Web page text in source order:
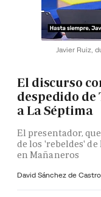
Javier Ruiz,
El discurso
despedido de
a La Séptima
El presentador,
de los 'rebeldes'
en Mañaneros
David Sánchez de Castro